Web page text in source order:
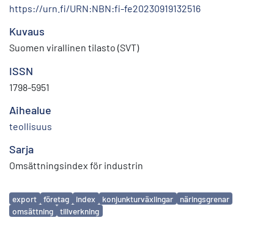
https://urn.fi/URN:NBN:fi-fe20230919132516
Kuvaus
Suomen virallinen tilasto (SVT)
ISSN
1798-5951
Aihealue
teollisuus
Sarja
Omsättningsindex för industrin
Avainsanat
export företag index konjunkturväxlingar
näringsgrenar
omsättning
tillverkning